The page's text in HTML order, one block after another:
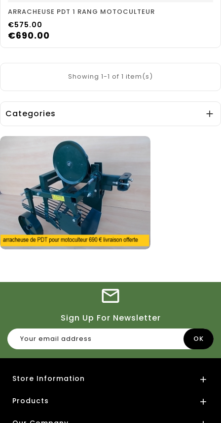
ARRACHEUSE PDT 1 RANG MOTOCULTEUR
€575.00
€690.00
Showing 1-1 of 1 item(s)
Categories 
Sign Up For Newsletter
Store Information 
Products 